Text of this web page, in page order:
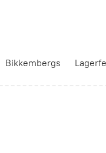
Bikkembergs